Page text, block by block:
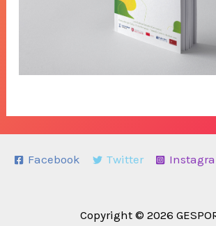
Facebook Twitter
Copyright © 2026